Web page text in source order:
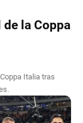
la Coppa
Italia tras